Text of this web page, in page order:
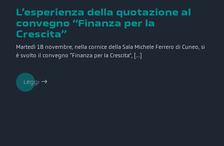
L’esperienza della quotazione al
convegno “Finanza per la
Crescita”
Martedì 18 novembre, nella cornice della Sala Michele Ferrero di Cuneo, si
è svolto il convegno “Finanza per la Crescita”, […]
Leggi